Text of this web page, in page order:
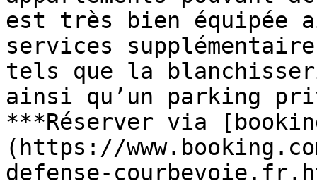
est très bien équipée
services
tels que la
ainsi qu’un parking
***Réserver via
(https://
defense-